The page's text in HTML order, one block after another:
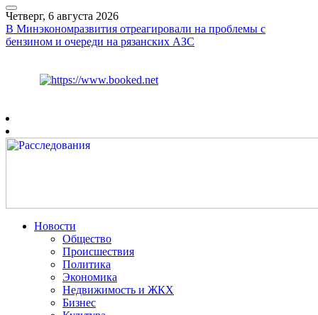
Четверг, 6 августа 2026
В Минэкономразвития отреагировали на проблемы с
бензином и очереди на рязанских АЗС
Новости
Общество
Происшествия
Политика
Экономика
Недвижимость и ЖКХ
Бизнес